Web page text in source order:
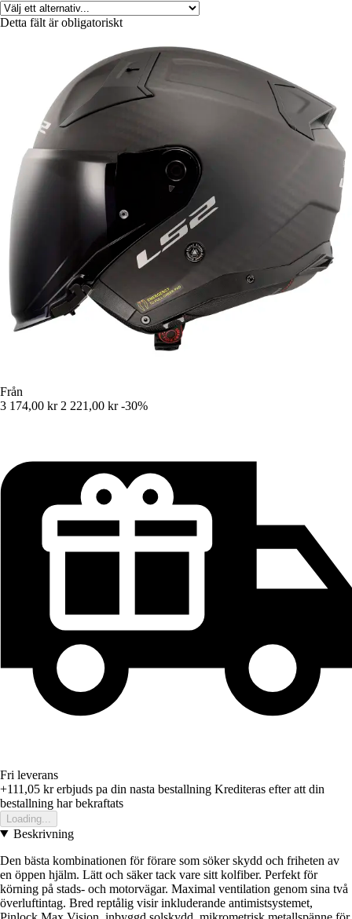
Detta fält är obligatoriskt
Från
3 174,00 kr 2 221,00 kr -30%
Fri leverans
+111,05 krerbjuds pa din nasta bestallning Krediteras efter att din
bestallning har bekraftats
Loading...
Beskrivning
Den bästa kombinationen för förare som söker skydd och friheten av
en öppen hjälm. Lätt och säker tack vare sitt kolfiber. Perfekt för
körning på stads- och motorvägar. Maximal ventilation genom sina två
överluftintag. Bred reptålig visir inkluderande antimistsystemet,